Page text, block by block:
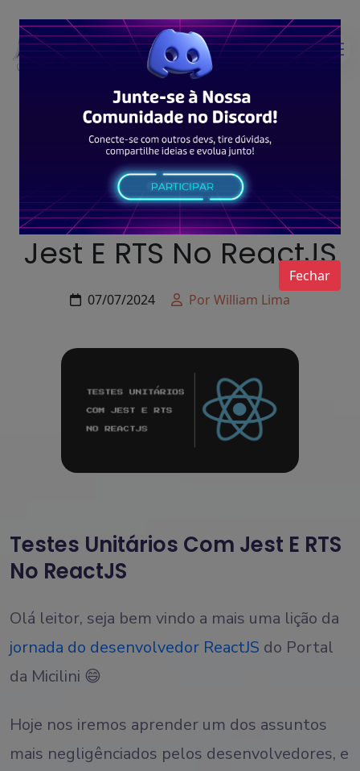
Typescript
Testes Unitários Com
Jest E RTS No ReactJS
07/07/2024 Por William Lima
Testes Unitários Com Jest E RTS
No ReactJS
Olá leitor, seja bem vindo a mais uma lição da
jornada do desenvolvedor ReactJS do Portal
da Micilini 😄
Hoje nos iremos aprender um dos assuntos
mais negligênciados pelos desenvolvedores, e
Fechar